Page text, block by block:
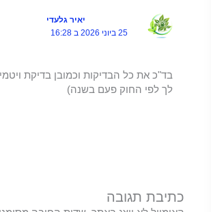
יאיר גלעדי
25 ביוני 2026 ב 16:28
לך לפי החוק פעם בשנה)
כתיבת תגובה